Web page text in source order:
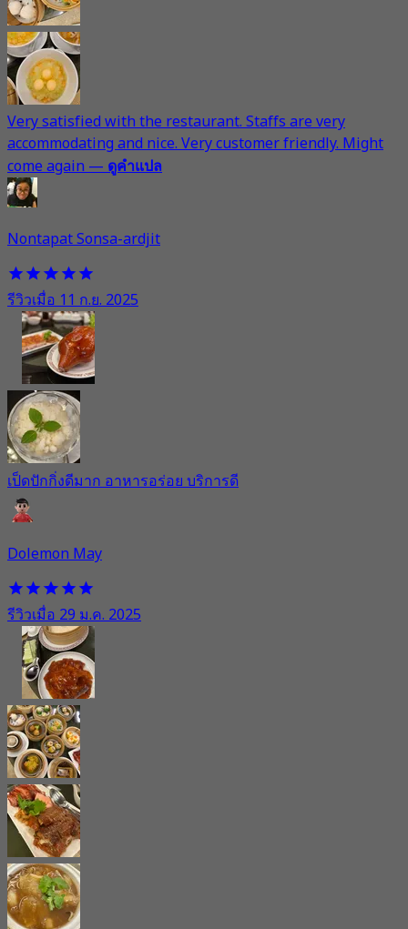
Very satisfied with the restaurant. Staffs are very
accommodating and nice. Very customer friendly. Might
come again—ดูคำแปล
Nontapat Sonsa-ardjit
รีวิวเมื่อ 11 ก.ย. 2025
เป็ดปักกิ่งดีมาก อาหารอร่อย บริการดี
Dolemon May
รีวิวเมื่อ 29 ม.ค. 2025